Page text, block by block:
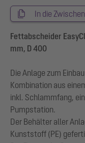
In die
Fettabscheider
mm, D 400
Die Anlage zum
Kombination aus
inkl. Schlammfang,
Pumpstation.
Der Behälter aller
Kunststoff (PE)